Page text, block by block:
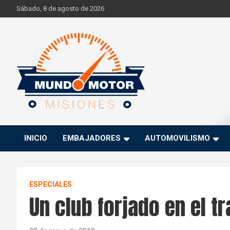
to
Sábado, 8 de agosto de 2026
Mundo Motor Misiones
INICIO EMBAJADORES AUTOMOVILISMO
ESPECIALES
Un club forjado en el